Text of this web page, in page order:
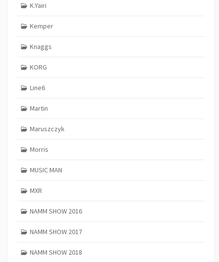
K.Yairi
Kemper
Knaggs
KORG
Line6
Martin
Maruszczyk
Morris
MUSIC MAN
MXR
NAMM SHOW 2016
NAMM SHOW 2017
NAMM SHOW 2018